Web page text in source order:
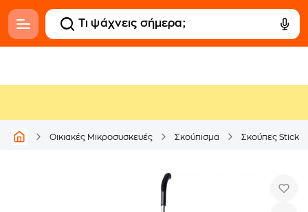
Οικιακές Μικροσυσκευές Σκούπισμα Σκούπες Stick